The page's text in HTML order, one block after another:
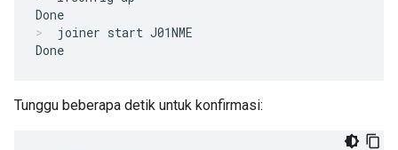
joiner start J01NME
Tunggu beberapa detik untuk konfirmasi: